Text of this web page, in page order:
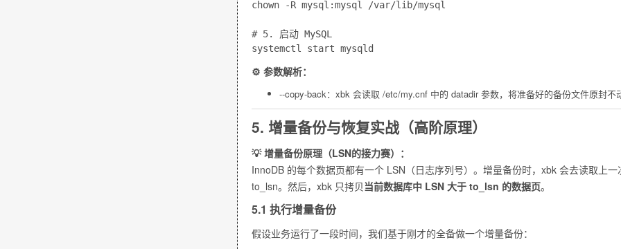
chown -R mysql:mysql /var/lib/mysql
# 5. 启动 MySQL
⚙️ 参数解析：
--copy-back：xbk 会读取 /etc/my.cnf 中的 datadir参数，将准备好的备份文件原封不
5. 增量备份与恢复实战（高阶原理）
💡 增量备份原理（LSN的接力赛）：
InnoDB 的每个数据页都有一个 LSN（日志序列号）。增量备份时，xbk 会去读取上
to_lsn。然后，xbk 只拷贝当前数据库中 LSN 大于 to_lsn 的数据页。
5.1 执行增量备份
假设业务运行了一段时间，我们基于刚才的全备做一个增量备份：